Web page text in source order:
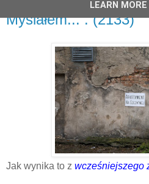
poniedziałek, 30 marca 2020
Myślałem... . (2133)
Jak wynika to z wcześniejszego
LEARN MORE